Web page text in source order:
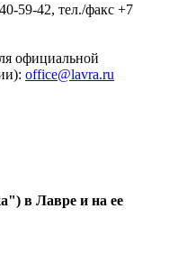
59-42, тел./факс +7
официальной
office@lavra.ru
в Лавре и на ее